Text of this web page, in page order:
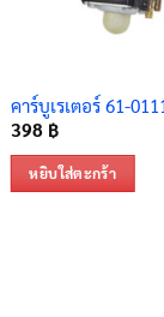
คาร์บูเรเตอร์ 61-
398 ฿
หยิบใส่ตะกร้า